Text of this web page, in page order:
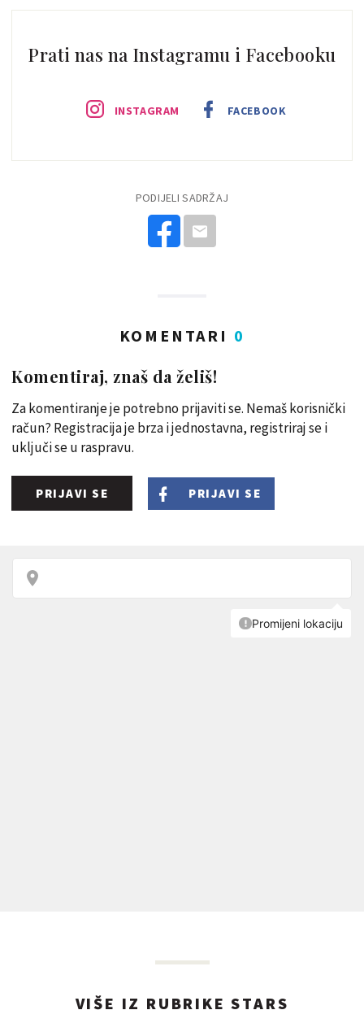
Prati nas na Instagramu i Facebooku
INSTAGRAM FACEBOOK
PODIJELI SADRŽAJ
KOMENTARI 0
Komentiraj, znaš da želiš!
Za komentiranje je potrebno prijaviti se. Nemaš korisnički
račun? Registracija je brza i jednostavna, registriraj se i
uključi se u raspravu.
PRIJAVI SE PRIJAVI SE
VIŠE IZ RUBRIKE STARS